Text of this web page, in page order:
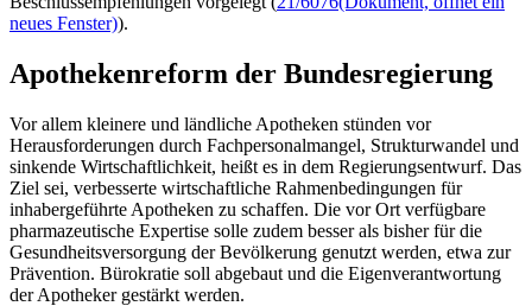
neues Fenster)).
Apothekenreform der Bundesregierung
Vor allem kleinere und ländliche Apotheken stünden vor
Herausforderungen durch Fachpersonalmangel, Strukturwandel und
sinkende Wirtschaftlichkeit, heißt es in dem Regierungsentwurf. Das
Ziel sei, verbesserte wirtschaftliche Rahmenbedingungen für
inhabergeführte Apotheken zu schaffen. Die vor Ort verfügbare
pharmazeutische Expertise solle zudem besser als bisher für die
Gesundheitsversorgung der Bevölkerung genutzt werden, etwa zur
Prävention. Bürokratie soll abgebaut und die Eigenverantwortung
der Apotheker gestärkt werden.